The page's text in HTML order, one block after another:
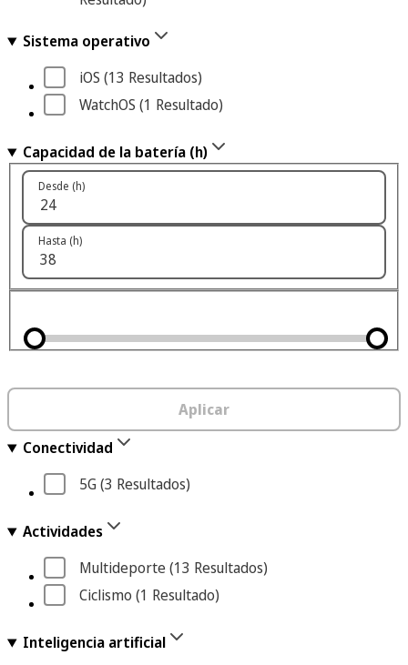
Sistema operativo
iOS (13 Resultados)
WatchOS (1 Resultado)
Capacidad de la batería (h)
Desde (h)
Hasta (h)
Aplicar
Conectividad
5G (3 Resultados)
Actividades
Multideporte (13 Resultados)
Ciclismo (1 Resultado)
Inteligencia artificial